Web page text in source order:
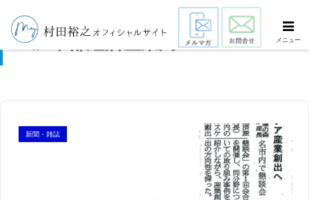
中部経済産業局
新聞・雑誌
メニュー